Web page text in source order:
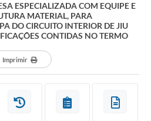
ESPECIALIZADA COM EQUIPE E
MATERIAL, PARA
DO CIRCUITO INTERIOR DE JIU
CONTIDAS NO TERMO
Imprimir